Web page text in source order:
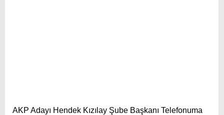
AKP Adayı Hendek Kızılay Şube Başkanı Telefonuma